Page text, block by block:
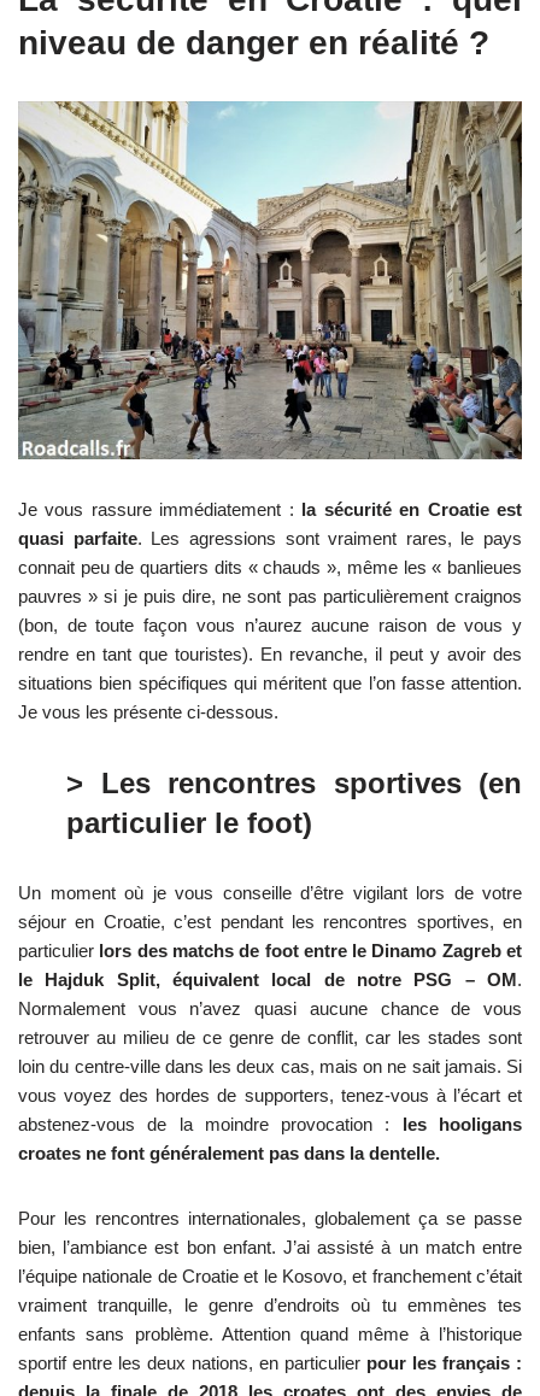
niveau de danger en réalité ?
Je vous rassure immédiatement : la sécurité en Croatie est
quasi parfaite. Les agressions sont vraiment rares, le pays
connait peu de quartiers dits « chauds », même les « banlieues
pauvres » si je puis dire, ne sont pas particulièrement craignos
(bon, de toute façon vous n’aurez aucune raison de vous y
rendre en tant que touristes). En revanche, il peut y avoir des
situations bien spécifiques qui méritent que l’on fasse attention.
Je vous les présente ci-dessous.
> Les rencontres sportives (en
particulier le foot)
Un moment où je vous conseille d’être vigilant lors de votre
séjour en Croatie, c’est pendant les rencontres sportives, en
particulier lors des matchs de foot entre le Dinamo Zagreb et
le Hajduk Split, équivalent local de notre PSG – OM.
Normalement vous n’avez quasi aucune chance de vous
retrouver au milieu de ce genre de conflit, car les stades sont
loin du centre-ville dans les deux cas, mais on ne sait jamais. Si
vous voyez des hordes de supporters, tenez-vous à l’écart et
abstenez-vous de la moindre provocation : les hooligans
croates ne font généralement pas dans la dentelle.
Pour les rencontres internationales, globalement ça se passe
bien, l’ambiance est bon enfant. J’ai assisté à un match entre
l’équipe nationale de Croatie et le Kosovo, et franchement c’était
vraiment tranquille, le genre d’endroits où tu emmènes tes
enfants sans problème. Attention quand même à l’historique
sportif entre les deux nations, en particulier pour les français :
depuis la finale de 2018 les croates ont des envies de